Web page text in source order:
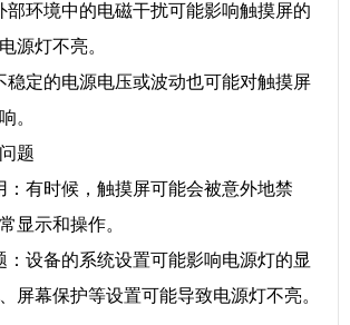
部环境中的电磁干扰可能影响触摸屏的
源灯不亮。
稳定的电源电压或波动也可能对触摸屏
。
题
：有时候，触摸屏可能会被意外地禁
显示和操作。
：设备的系统设置可能影响电源灯的显
屏幕保护等设置可能导致电源灯不亮。